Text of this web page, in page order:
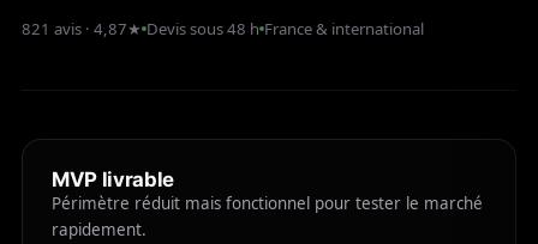
821 avis · 4,87★ Devis sous 48 h France & international
MVP livrable
Périmètre réduit mais fonctionnel pour tester le marché
rapidement.